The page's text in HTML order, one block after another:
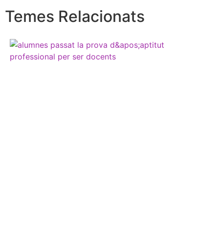
Temes Relacionats